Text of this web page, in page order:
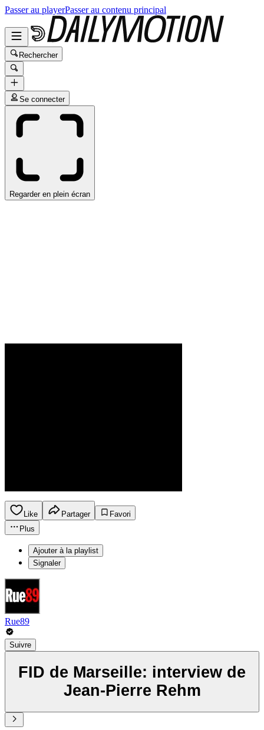
Passer au playerPasser au contenu principal
Rechercher
Se connecter
Regarder en plein écran
Like Partager
Favori
Plus
Ajouter à la playlist
Signaler
Rue89
Suivre
FID de Marseille: interview de
Jean-Pierre Rehm